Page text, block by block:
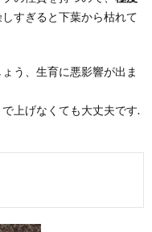
すぎると下葉から枯れて
う、生育に悪影響が出ま
上げなくても大丈夫です.